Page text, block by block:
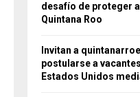
desafío de proteger
Quintana Roo
Invitan a
postularse a
Estados Unidos